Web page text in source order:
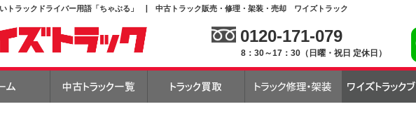
トラックドライバー用語「ちゃぶる」 | 中古トラック販売・修理・架装・売却 ワイズトラック
0120-171-079
8：30～17：30（日曜・祝日 定休日）